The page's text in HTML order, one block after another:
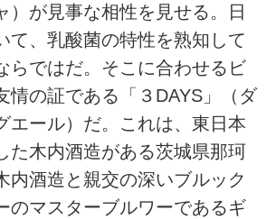
）が見事な相性を見せる。日
て、乳酸菌の特性を熟知して
らではだ。そこに合わせるビ
情の証である「３DAYS」（ダ
エール）だ。これは、東日本
た木内酒造がある茨城県那珂
内酒造と親交の深いブルック
のマスターブルワーであるギ